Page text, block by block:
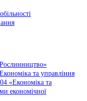
та управління
«Економіка та
економічної